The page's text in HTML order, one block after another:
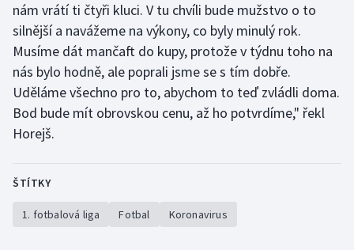
Sportovní střelba
Stolní tenis
Triatlon
Veslování
Volejbal
nám vrátí ti čtyři kluci. V tu chvíli bude mužstvo o to
silnější a navážeme na výkony, co byly minulý rok.
Musíme dát mančaft do kupy, protože v týdnu toho na
nás bylo hodně, ale poprali jsme se s tím dobře.
Uděláme všechno pro to, abychom to teď zvládli doma.
Bod bude mít obrovskou cenu, až ho potvrdíme," řekl
Horejš.
ŠTÍTKY
1. fotbalová liga Fotbal Koronavirus